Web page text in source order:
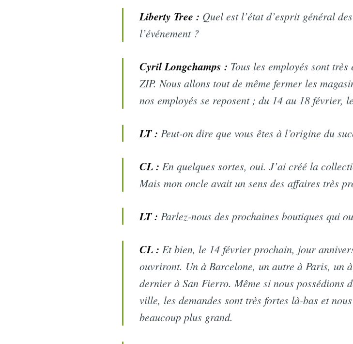
Liberty Tree : Quel est l’état d’esprit général
l’événement ?
Cyril Longchamps : Tous les employés sont
ZIP. Nous allons tout de même fermer les
nos employés se reposent ; du 14 au 18 février,
LT : Peut-on dire que vous êtes à l’origine du
CL : En quelques sortes, oui. J’ai créé la
Mais mon oncle avait un sens des affaires très
LT : Parlez-nous des prochaines boutiques qui
CL : Et bien, le 14 février prochain, jour
ouvriront. Un à Barcelone, un autre à Paris, un
dernier à San Fierro. Même si nous possédions
ville, les demandes sont très fortes là-bas et
beaucoup plus grand.